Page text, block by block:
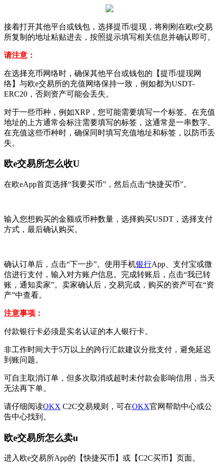
接着打开其他平台或钱包，选择提币/提现，将刚刚在欧e交易
所复制的地址粘贴进去，按照提示填写相关信息并确认即可。
请注意：
在选择充币网络时，确保其他平台或钱包的【提币/提现网
络】与欧e交易所的充值网络保持一致，例如都为USDT-
ERC20，否则资产可能会丢失。
对于一些币种，例如XRP，您可能需要填写一个标签。在充值
地址的上方通常会标注需要填写的标签，这通常是一串数字。
在充值这些币种时，确保同时填写充值地址和标签，以防币丢
失。
欧e交易所怎么收U
在欧eApp首页选择“我要买币”，然后点击“快捷买币”。
输入您想购买的金额或币种数量，选择购买USDT，选择支付
方式，最后确认购买。
确认订单后，点击“下一步”。使用手机银行App、支付宝或微
信进行支付，输入对方账户信息。完成转账后，点击“我已转
账，通知卖家”。卖家确认后，交易完成，购买的资产可在“资
产”中查看。
注意事项：
付款银行卡必须是实名认证的本人银行卡。
非工作时间大于5万以上的跨行汇款建议分批支付，避免延迟
到账问题。
可自主取消订单，但多次取消或超时未付款会影响信用，当天
无法再下单。
请仔细阅读OKX C2C交易规则，可在OKX官网帮助中心或公
告中心找到。
欧e交易所怎么卖u
进入欧e交易所App的【快捷买币】或【C2C买币】页面。